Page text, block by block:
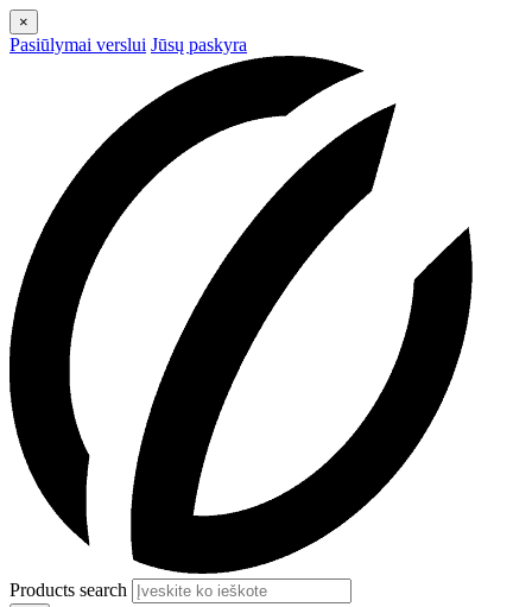
×
Pasiūlymai verslui Jūsų paskyra
Products search